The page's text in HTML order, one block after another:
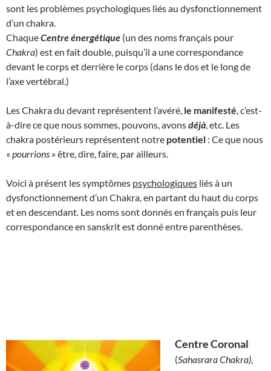
sont les problèmes psychologiques liés au dysfonctionnement
d’un chakra.
ChaqueCentre énergétique (un des noms français pour
Chakra) est en fait double, puisqu’il a une correspondance
devant le corps et derrière le corps (dans le dos et le long de
l’axe vertébral.)
Les Chakra du devant représentent l’avéré, le manifesté , c’est-
à-dire ce que nous sommes, pouvons, avonsdéjà , etc. Les
chakra postérieurs représentent notre potentiel : Ce que nous
« pourrions » être, dire, faire, par ailleurs.
Voici à présent les symptômes psychologiques liés à un
dysfonctionnement d’un Chakra, en partant du haut du corps
et en descendant. Les noms sont donnés en français puis leur
correspondance en sanskrit est donné entre parenthèses.
Centre Coronal
(Sahasrara Chakra)